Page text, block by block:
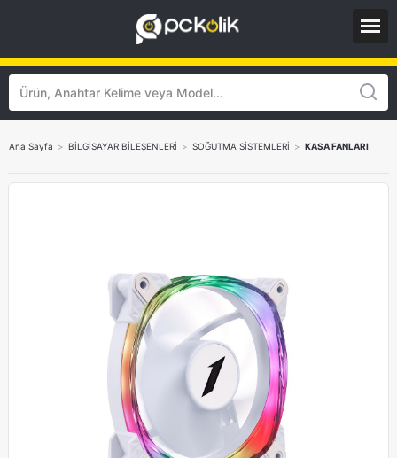
Ana Sayfa > BİLGİSAYAR BİLEŞENLERİ > SOĞUTMA SİSTEMLERİ > KASA FANLARI